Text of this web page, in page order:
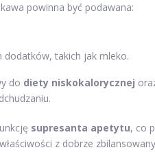
powinna być podawana:
dodatków, takich jak mleko.
do diety niskokalorycznej
supresanta apetytu, co
z dobrze